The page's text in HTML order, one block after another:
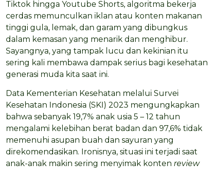
Tiktok hingga Youtube Shorts, algoritma bekerja
cerdas memunculkan iklan atau konten makanan
tinggi gula, lemak, dan garam yang dibungkus
dalam kemasan yang menarik dan menghibur.
Sayangnya, yang tampak lucu dan kekinian itu
sering kali membawa dampak serius bagi kesehatan
generasi muda kita saat ini.
Data Kementerian Kesehatan melalui Survei
Kesehatan Indonesia (SKI) 2023 mengungkapkan
bahwa sebanyak 19,7% anak usia 5 – 12 tahun
mengalami kelebihan berat badan dan 97,6% tidak
memenuhi asupan buah dan sayuran yang
direkomendasikan. Ironisnya, situasi ini terjadi saat
anak-anak makin sering menyimak konten review